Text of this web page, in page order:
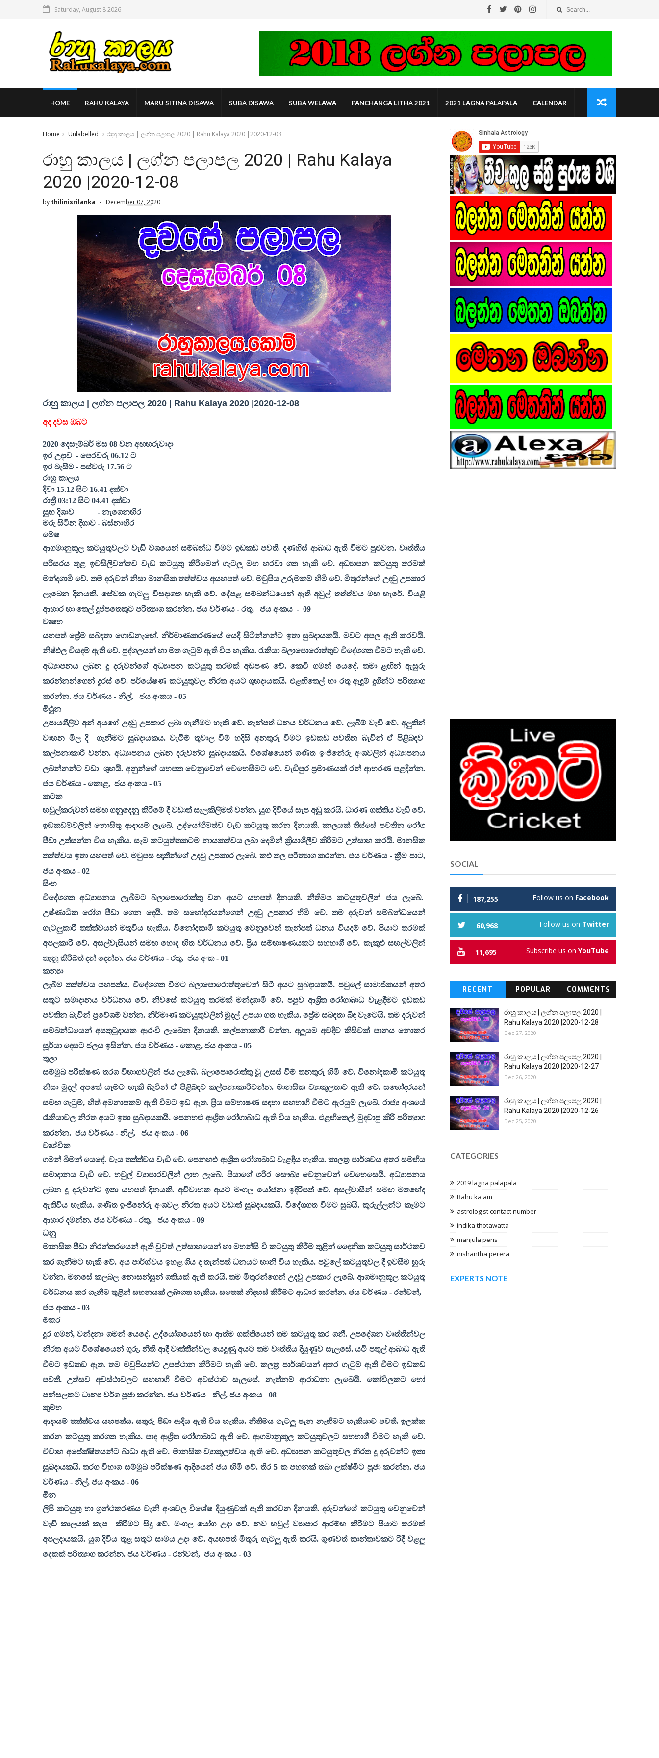
Saturday, August 8 2026
HOME RAHU KALAYA MARU SITINA DISAWA SUBA DISAWA SUBA WELAWA PANCHANGA LITHA 2021 2021 LAGNA PALAPALA CALENDAR
Home Unlabelled රාහු කාලය | ලග්න පලාපල 2020 | Rahu Kalaya 2020 |2020-12-08
රාහු කාලය | ලග්න පලාපල 2020 | Rahu Kalaya
2020 |2020-12-08
by thilinisrilanka December 07, 2020
රාහු කාලය | ලග්න පලාපල 2020 | Rahu Kalaya 2020 |2020-12-08
අද දවස ඔබට
2020 දෙසැම්බර් මස 08 වන අඟහරුවාදා
ඉර උදාව - පෙරවරු 06.12 ට
ඉර බැසීම - පස්වරු 17.56 ට
රාහු කාලය
දිවා 15.12 සිට 16.41 දක්වා
රාත්‍රී03:12 සිට 04.41 දක්වා
සුභ දිශාව
- නැගෙනහිර
මරු සිටින දිශාව - බස්නාහිර
මේෂ
ආගමානුකූල කටයුතුවලට වැඩි වශයෙන් සම්බන්ධ වීමට ඉඩකඩ පවතී. දණහිස් ආබාධ ඇති වීමට පුළුවන. වෘත්තීය
පරිසරය තුළ ඉවසිලිවන්තව වැඩ කටයුතු කිරීමෙන් ගැටලු මඟ හරවා ගත හැකි වේ. අධ්‍යාපන කටයුතු තරමක්
මන්දගාමී වේ. තම දරුවන් නිසා මානසික තත්ත්වය අයහපත් වේ. මවුපිය උරුමකම් හිමි වේ. මිතුරන්ගේ උදවු උපකාර
ලැබෙන දිනයකි. සේවක ගැටලු විසඳාගත හැකි වේ. දේපළ සම්බන්ධයෙන් ඇති අවුල් තත්ත්වය මඟ හැරේ. වියළි
ආහාර හා තෙල් දුප්පතෙකුට පරිත්‍යාග කරන්න. ජය වර්ණය - රතු, ජය අංකය - 09
වෘෂභ
යහපත් ප්‍රේම සබඳතා ගොඩනැඟේ. නිර්මාණකරණයේ යෙදී සිටින්නන්ට ඉතා සුබදායකයි. මවට අපල ඇති කරවයි.
නිෂ්ඵල වියදම් ඇති වේ. පුද්ගලයන් හා මත ගැටුම් ඇති විය හැකිය. රැකියා බලාපොරොත්තුව විදේශගත වීමට හැකි වේ.
අධ්‍යාපනය ලබන දූ දරුවන්ගේ අධ්‍යාපන කටයුතු තරමක් අඩපණ වේ. කෙටි ගමන් යෙදේ. තමා ළඟින් ඇසුරු
කරන්නන්ගෙන් දුරස් වේ. පර්යේෂණ කටයුතුවල නිරත අයට ශුභදායකයි. එළඟිතෙල් හා රතු ඇඳුම් දුගීන්ට පරිත්‍යාග
කරන්න. ජය වර්ණය - නිල්, ජය අංකය - 05
මිථුන
උපායශීලීව අන් අයගේ උදවු උපකාර ලබා ගැනීමට හැකි වේ. තැන්පත් ධනය වර්ධනය වේ. ලැබීම් වැඩි වේ. අලුතින්
වාහන මිල දී
ගැනීමට සුබදායකය. වැටීම් තුවාල වීම් හදිසි අනතුරු වීමට ඉඩකඩ පවතින බැවින් ඒ පිළිබඳව
කල්පනාකාරී වන්න. අධ්‍යාපනය ලබන දරුවන්ට සුබදායකයි. විශේෂයෙන් ගණිත ඉංජිනේරු අංශවලින් අධ්‍යාපනය
ලබන්නන්ට වඩා ශුභයි. අනුන්ගේ යහපත වෙනුවෙන් වෙහෙසීමට වේ. වැඩිපුර ප්‍රමාණයක් රන් ආභරණ පළඳින්න.
ජය වර්ණය - කොළ, ජය අංකය - 05
කටක
හවුල්කරුවන් සමඟ ගනුදෙනු කිරීමේ දී වඩාත් සැලකිලිමත් වන්න. යුග දිවියේ සැප අඩු කරයි. ධාරණ ශක්තිය වැඩි වේ.
ඉඩකඩම්වලින් නොසිතූ ආදායම් ලැබේ. උද්යෝගිමත්ව වැඩ කටයුතු කරන දිනයකි. කාලයක් තිස්සේ පවතින රෝග
පීඩා උත්සන්න විය හැකිය. සෑම කටයුත්තකටම නායකත්වය ලබා දෙමින් ක්‍රියාශීලීව කිරීමට උත්සාහ කරයි. මානසික
තත්ත්වය ඉතා යහපත් වේ. මවුපස ඥාතීන්ගේ උදවු උපකාර ලැබේ. කළු තල පරිත්‍යාග කරන්න. ජය වර්ණය - ක්‍රීම් පාට,
ජය අංකය - 02
සිංහ
විදේශගත අධ්‍යාපනය ලැබීමට බලාපොරොත්තු වන අයට යහපත් දිනයකි. නීතිමය කටයුතුවලින් ජය ලැබේ.
උෂ්ණාධික රෝග පීඩා ගෙන දෙයි. තම සහෝදරයන්ගෙන් උදවු උපකාර හිමි වේ. තම දරුවන් සම්බන්ධයෙන්
ගැටලුකාරී තත්ත්වයන් මතුවිය හැකිය. විනෝදකාමී කටයුතු වෙනුවෙන් තැන්පත් ධනය වියදම් වේ. පියාට තරමක්
අපලකාරී වේ. අසල්වැසියන් සමඟ හොඳ හිත වර්ධනය වේ. ප්‍රිය සම්භාෂණයකට සහභාගී වේ. කැකුළු සහල්වලින්
තැනූ කිරිබත් දන් දෙන්න. ජය වර්ණය - රතු, ජය අංක - 01
කන්‍යා
ලැබීම් තත්ත්වය යහපත්ය. විදේශගත වීමට බලාපොරොත්තුවෙන් සිටි අයට සුබදායකයි. පවුලේ සාමාජිකයන් අතර
සතුට සමාදානය වර්ධනය වේ. නිවසේ කටයුතු තරමක් මන්දගාමී වේ. පපුව ආශ්‍රිත රෝගාබාධ වැළඳීමට ඉඩකඩ
පවතින බැවින් ප්‍රවේශම් වන්න. නිර්මාණ කටයුතුවලින් මුදල් උපයා ගත හැකිය. ප්‍රේම සබඳතා බිඳ වැටෙයි. තම දරුවන්
සම්බන්ධයෙන් අසතුටුදායක ආරංචි ලැබෙන දිනයකි. කල්පනාකාරී වන්න. අලුයම අවදිව කිසිවක් පානය නොකර
සූර්යා දෙසට ජලය ඉසින්න. ජය වර්ණය - කොළ, ජය අංකය - 05
තුලා
සම්මුඛ පරීක්ෂණ තරග විභාගවලින් ජය ලැබේ. බලාපොරොත්තු වූ උසස් වීම් තනතුරු හිමි වේ. විනෝදකාමී කටයුතු
නිසා මුදල් අපතේ යෑමට හැකි බැවින් ඒ පිළිබඳව කල්පනාකාරීවන්න. මානසික ව්‍යාකූලතාව ඇති වේ. සහෝදරයන්
සමඟ ගැටුම්, හිත් අමනාපකම් ඇති වීමට ඉඩ ඇත. ප්‍රිය සම්භාෂණ සඳහා සහභාගි වීමට ඇරයුම් ලැබේ. රාජ්‍ය අංශයේ
රැකියාවල නිරත අයට ඉතා සුබදායකයි. පෙනහළු ආශ්‍රිත රෝගාබාධ ඇති විය හැකිය. එළඟිතෙල්,මුදවාපු කිරි පරිත්‍යාග
කරන්න. ජය වර්ණය - නිල්, ජය අංකය - 06
වෘශ්චික
ගමන් බිමන් යෙදේ. වැය තත්ත්වය වැඩි වේ. පෙනහළු ආශ්‍රිත රෝගාබාධ වැළඳිය හැකිය. කාලත්‍ර පාර්ශවය අතර සමඟිය
සමාදානය වැඩි වේ. හවුල් ව්‍යාපාරවලින් ලාභ ලැබේ. පියාගේ ශරීර සෞඛ්‍ය වෙනුවෙන් වෙහෙසෙයි. අධ්‍යාපනය
ලබන දූ දරුවන්ට ඉතා යහපත් දිනයකි. අවිවාහක අයට මංගල යෝජනා ඉදිරිපත් වේ. අසල්වාසීන් සමඟ මතභේද
ඇතිවිය හැකිය. ගණිත ඉංජිනේරු අංශවල නිරත අයට වඩාත් සුබදායකයි. විදේශගත වීමට සුබයි. කුරුල්ලන්ට කෑමට
ආහාර දමන්න. ජය වර්ණය - රතු, ජය අංකය - 09
ධනු
මානසික පීඩා නිරන්තරයෙන් ඇති වුවත් උත්සාහයෙන් හා මහන්සි වී කටයුතු කිරීම තුළින් දෛනික කටයුතු සාර්ථකව
කර ගැනීමට හැකි වේ. අය පාර්ශ්වය ඉහළ ගිය ද තැන්පත් ධනයට හානි විය හැකිය. පවුලේ කටයුතුවල දී ඉවසීම හුරු
වන්න. මනසේ කලබල නොසන්සුන් ගතියක් ඇති කරයි. තම මිතුරන්ගෙන් උදවු උපකාර ලැබේ. ආගමානුකූල කටයුතු
වර්ධනය කර ගැනීම තුළින් සහනයක් ලබාගත හැකිය. සතෙක් නිදහස් කිරීමට ආධාර කරන්න. ජය වර්ණය - රන්වන්,
ජය අංකය - 03
මකර
දුර ගමන්,වන්දනා ගමන් යෙදේ. උද්යෝගයෙන් හා ආත්ම ශක්තියෙන් තම කටයුතු කර ගනී. උපදේශන වෘත්තීන්වල
නිරත අයට විශේෂයෙන් ගුරු,නීති ආදී වෘත්තීන්වල යෙදුණු අයට තම වෘත්තිය දියුණුව සැලසේ. යටි පතුල් ආබාධ ඇති
වීමට ඉඩකඩ ඇත. තම මවුපියන්ට උපස්ථාන කිරීමට හැකි වේ. කලත්‍ර පාර්ශවයන් අතර ගැටුම් ඇති වීමට ඉඩකඩ
පවතී. උත්සව අවස්ථාවලට සහභාගි වීමට අවස්ථාව සැලසේ. නැත්නම් ආරාධනා ලැබෙයි. කෝවිලකට හෝ
පන්සලකට ධාන්‍ය වර්ග පූජා කරන්න. ජය වර්ණය - නිල්, ජය අංකය - 08
කුම්භ
ආදායම් තත්ත්වය යහපත්ය. සතුරු පීඩා ආදිය ඇති විය හැකිය. නීතිමය ගැටලු පැන නැඟීමට හැකියාව පවතී. ඉලක්ක
කරන කටයුතු කරගත හැකිය. පාද ආශ්‍රිත රෝගාබාධ ඇති වේ. ආගමානුකූල කටයුතුවලට සහභාගී වීමට හැකි වේ.
විවාහ අපේක්ෂිතයන්ට බාධා ඇති වේ. මානසික ව්‍යාකූලත්වය ඇති වේ. අධ්‍යාපන කටයුතුවල නිරත දූ දරුවන්ට ඉතා
සුබදායකයි. තරග විභාග සම්මුඛ පරීක්ෂණ ආදියෙන් ජය හිමි වේ. තිර5 ක පහනක් තබා ලක්ෂ්මීට පූජා කරන්න. ජය
වර්ණය - නිල්, ජය අංකය - 06
මීන
ලිපි කටයුතු හා ග්‍රන්ථකරණය වැනි අංශවල විශේෂ දියුණුවක් ඇති කරවන දිනයකි. දරුවන්ගේ කටයුතු වෙනුවෙන්
වැඩි කාලයක් කැප
කිරීමට සිදු වේ. මංගල යෝග උදා වේ. නව හවුල් ව්‍යාපාර ආරම්භ කිරීමට පියාට තරමක්
අපලදායකයි. යුග දිවිය තුළ සතුට සාමය උදා වේ. අයහපත් මිතුරු ගැටලු ඇති කරයි. ගුණවත් කාන්තාවකට රිදී වළලු
දෙකක් පරිත්‍යාග කරන්න. ජය වර්ණය - රන්වන්, ජය අංකය - 03
SOCIAL
187,255 Follow us on Facebook
60,968 Follow us on Twitter
11,695 Subscribe us on YouTube
RECENT POPULAR COMMENTS
රාහු කාලය | ලග්න පලාපල 2020 |
Rahu Kalaya 2020 |2020-12-28
Dec 27, 2020
රාහු කාලය | ලග්න පලාපල 2020 |
Rahu Kalaya 2020 |2020-12-27
Dec 26, 2020
රාහු කාලය | ලග්න පලාපල 2020 |
Rahu Kalaya 2020 |2020-12-26
Dec 25, 2020
CATEGORIES
2019 lagna palapala
Rahu kalam
astrologist contact number
indika thotawatta
manjula peris
nishantha perera
EXPERTS NOTE